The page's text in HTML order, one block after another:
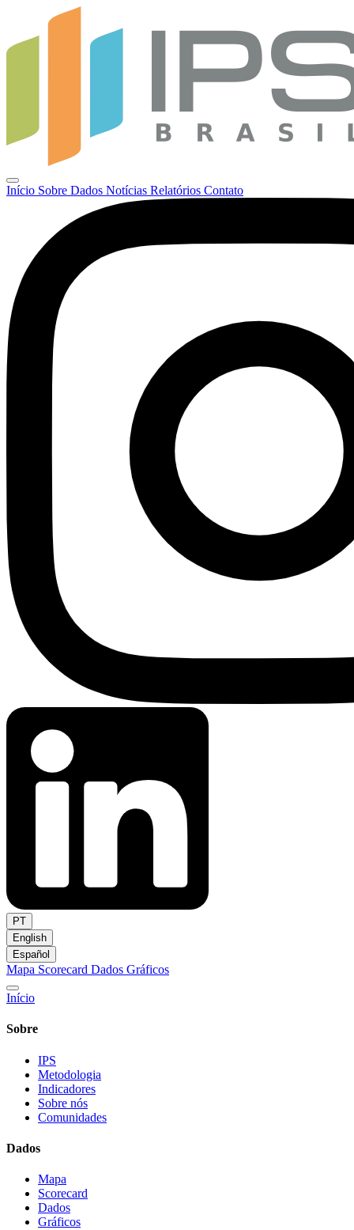
Início Sobre Dados Notícias Relatórios Contato
PT
English
Español
Mapa Scorecard Dados Gráficos
Início
Sobre
IPS
Metodologia
Indicadores
Sobre nós
Comunidades
Dados
Mapa
Scorecard
Dados
Gráficos